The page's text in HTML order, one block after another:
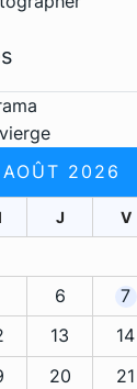
AOÛT 2026
J V
6 7
13 14
20 21